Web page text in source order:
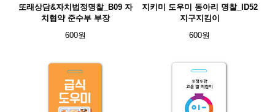
또래상담&자치법정명찰_B09 자
치협약 준수부 부장
600원
지키미 도우미 동아리 명찰_ID52
지구지킴이
600원